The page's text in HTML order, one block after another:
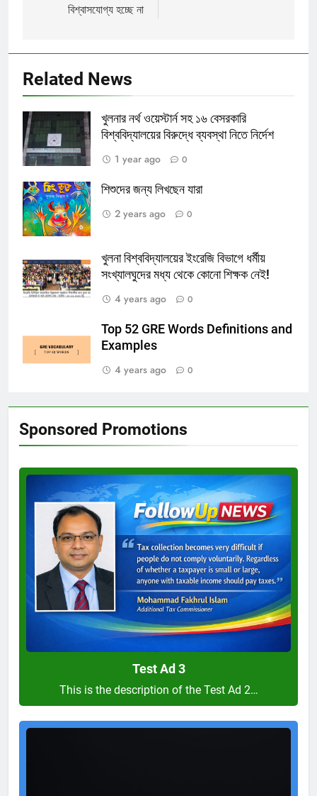
বিশ্বাসযোগ্য হচ্ছে না
Related News
খুলনার নর্থ ওয়েস্টার্ন সহ ১৬ বেসরকারি
বিশ্ববিদ্যালয়ের বিরুদ্ধে ব্যবস্থা নিতে নির্দেশ
1 year ago
0
শিশুদের জন্য লিখছেন যারা
2 years ago
0
খুলনা বিশ্ববিদ্যালয়ের ইংরেজি বিভাগে ধর্মীয়
সংখ্যালঘুদের মধ্য থেকে কোনো শিক্ষক নেই!
4 years ago
0
Top 52 GRE Words Definitions and
Examples
4 years ago
0
Sponsored Promotions
Ad
3
Test Ad 3
This is the description of the Test Ad 2…